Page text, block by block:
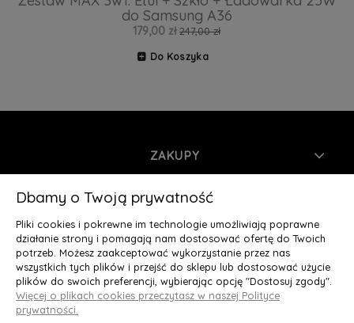
do Samsung A36
179,00 zł 247,00 zł
Do Koszyka
ZAKUPY
INFORMACJE
MOJE KONTO
O NAS
Deluxury.pl
Dbamy o Twoją prywatność
Pliki cookies i pokrewne im technologie umożliwiają poprawne
działanie strony i pomagają nam dostosować ofertę do Twoich
potrzeb. Możesz zaakceptować wykorzystanie przez nas
wszystkich tych plików i przejść do sklepu lub dostosować użycie
plików do swoich preferencji, wybierając opcję "Dostosuj zgody".
Więcej o plikach cookies przeczytasz w naszej Polityce
prywatności.